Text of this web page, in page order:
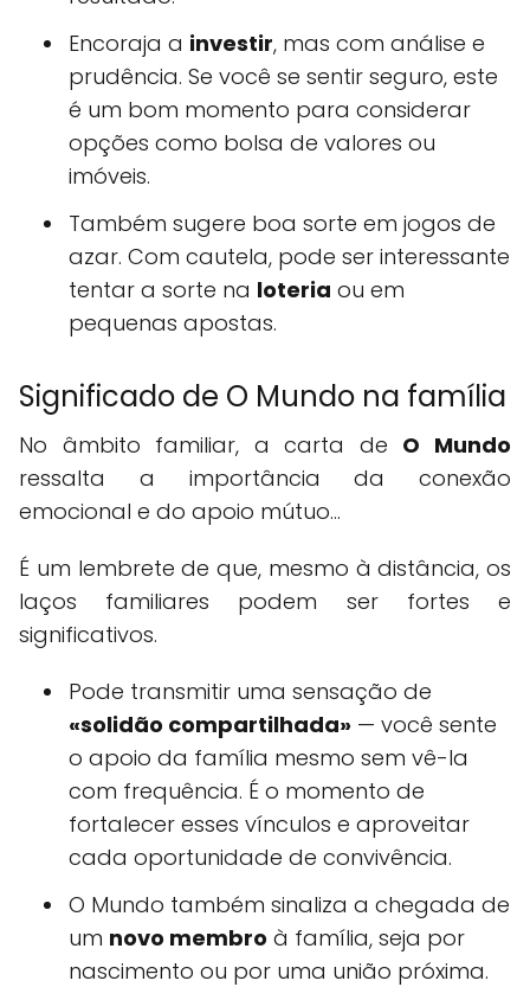
Encoraja a investir, mas com análise e
prudência. Se você se sentir seguro, este
é um bom momento para considerar
opções como bolsa de valores ou
imóveis.
Também sugere boa sorte em jogos de
azar. Com cautela, pode ser interessante
tentar a sorte na loteria ou em
pequenas apostas.
Significado de O Mundo na família
No âmbito familiar, a carta de O Mundo
ressalta a importância da conexão
emocional e do apoio mútuo...
É um lembrete de que, mesmo à distância, os
laços familiares podem ser fortes e
significativos.
Pode transmitir uma sensação de
«solidão compartilhada» — você sente
o apoio da família mesmo sem vê-la
com frequência. É o momento de
fortalecer esses vínculos e aproveitar
cada oportunidade de convivência.
O Mundo também sinaliza a chegada de
um novo membro à família, seja por
nascimento ou por uma união próxima.